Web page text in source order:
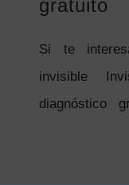
gratuito
Si te
invisible
diagnóstico